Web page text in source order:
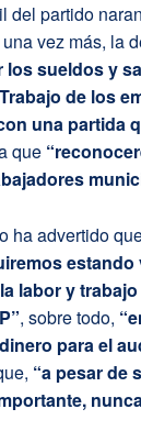
del partido
vez más, la
los sueldos y
de los
una partida
que
ha advertido
labor y
, sobre todo,
para el
“a pesar de